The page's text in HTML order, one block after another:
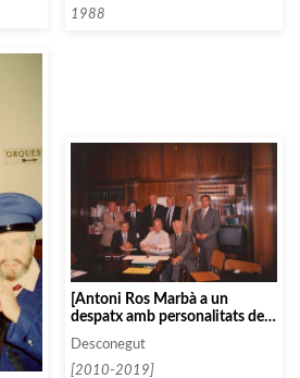
1988
[Antoni Ros Marbà a un
despatx amb personalitats de
Ticó entre d’altres]
Desconegut
[2010-2019]